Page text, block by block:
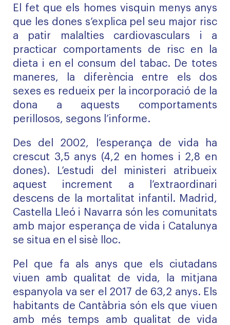
El fet que els homes visquin menys anys
que les dones s’explica pel seu major risc
a patir malalties cardiovasculars i a
practicar comportaments de risc en la
dieta i en el consum del tabac. De totes
maneres, la diferència entre els dos
sexes es redueix per la incorporació de la
dona a aquests comportaments
perillosos, segons l’informe.
Des del 2002, l’esperança de vida ha
crescut 3,5 anys (4,2 en homes i 2,8 en
dones). L’estudi del ministeri atribueix
aquest increment a l’extraordinari
descens de la mortalitat infantil. Madrid,
Castella Lleó i Navarra són les comunitats
amb major esperança de vida i Catalunya
se situa en el sisè lloc.
Pel que fa als anys que els ciutadans
viuen amb qualitat de vida, la mitjana
espanyola va ser el 2017 de 63,2 anys. Els
habitants de Cantàbria són els que viuen
amb més temps amb qualitat de vida